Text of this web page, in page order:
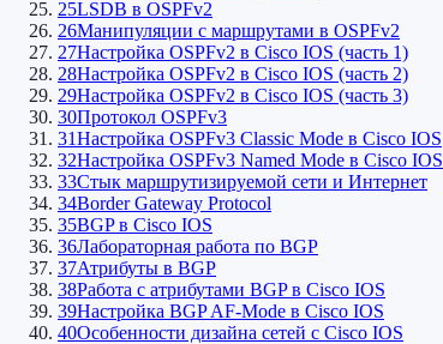
25LSDB в OSPFv2
26Манипуляции с маршрутами в OSPFv2
27Настройка OSPFv2 в Cisco IOS (часть 1)
28Настройка OSPFv2 в Cisco IOS (часть 2)
29Настройка OSPFv2 в Cisco IOS (часть 3)
30Протокол OSPFv3
31Настройка OSPFv3 Classic Mode в Cisco IOS
32Настройка OSPFv3 Named Mode в Cisco IOS
33Стык маршрутизируемой сети и Интернет
34Border Gateway Protocol
35BGP в Cisco IOS
36Лабораторная работа по BGP
37Атрибуты в BGP
38Работа с атрибутами BGP в Cisco IOS
39Настройка BGP AF-Mode в Cisco IOS
40Особенности дизайна сетей c Cisco IOS